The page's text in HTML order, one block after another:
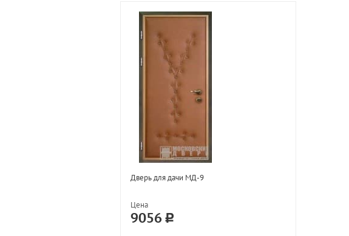
Дверь для дачи МД-9
Цена
9056